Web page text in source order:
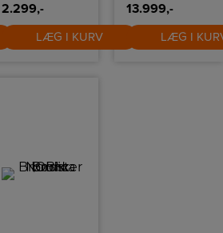
bliver kastet flot
og ensartet ud i
rummet og med
sin standard
fatning kan man
2.299,-
LÆG I KURV
13.999,-
LÆG I